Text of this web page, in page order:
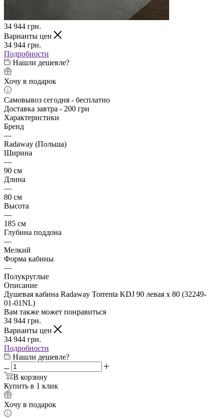
34 944 грн.
Варианты цен
34 944 грн.
Подробности
Нашли дешевле?
Хочу в подарок
Самовывоз сегодня - бесплатно
Доставка завтра - 200 грн
Характеристики
Бренд
—
Radaway (Польша)
Ширина
—
90 см
Длина
—
80 см
Высота
—
185 см
Глубина поддона
—
Мелкий
Форма кабины
—
Полукруглые
Описание
Душевая кабина Radaway Torrenta KDJ 90 левая x 80 (32249-
01-01NL)
Вам также может понравиться
34 944 грн.
Варианты цен
34 944 грн.
Подробности
Нашли дешевле?
В корзину
Купить в 1 клик
Хочу в подарок